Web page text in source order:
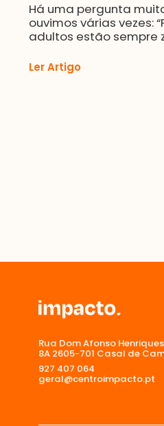
Há uma pergunta
ouvimos várias vezes:
adultos estão sempre
Ler Artigo
Rua Dom Afonso
8A 2605-701 Casal de
927 407 064
geral@centroimpacto.pt